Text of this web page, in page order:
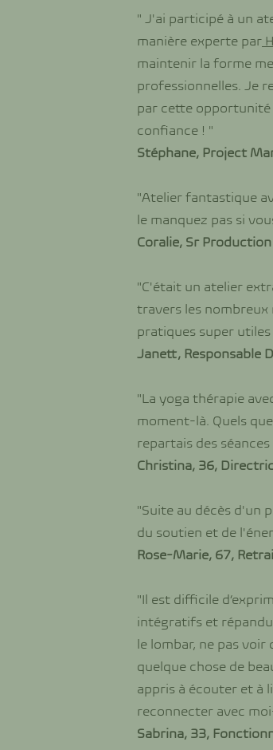
" J'ai participé à un
manière experte par
maintenir la forme
professionnelles. Je
par cette opportunité
confiance ! "
Stéphane, Project
"Atelier fantastique
le manquez pas si
Coralie, Sr
"C'était un atelier
travers les nombreux
pratiques super utiles
Janett, Responsable
"La yoga thérapie
moment-là. Quels
repartais des
Christina, 36,
"Suite au décès d'un
du soutien et de
Rose-Marie, 67,
"Il est difficile
intégratifs et
le lombar, ne pas
quelque chose de
appris à écouter et à
reconnecter avec
Sabrina, 33,